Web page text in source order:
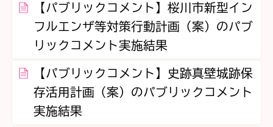
【パブリックコメント】桜川市新型イン
フルエンザ等対策行動計画（案）のパブ
リックコメント実施結果
【パブリックコメント】史跡真壁城跡保
存活用計画（案）のパブリックコメント
実施結果